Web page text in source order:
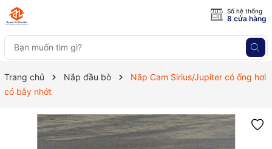
Số hệ thống
8 cửa hàng
Trang chủ Nắp đầu bò
Nắp Cam Sirius/Jupiter có ống hơi
có bẫy nhớt